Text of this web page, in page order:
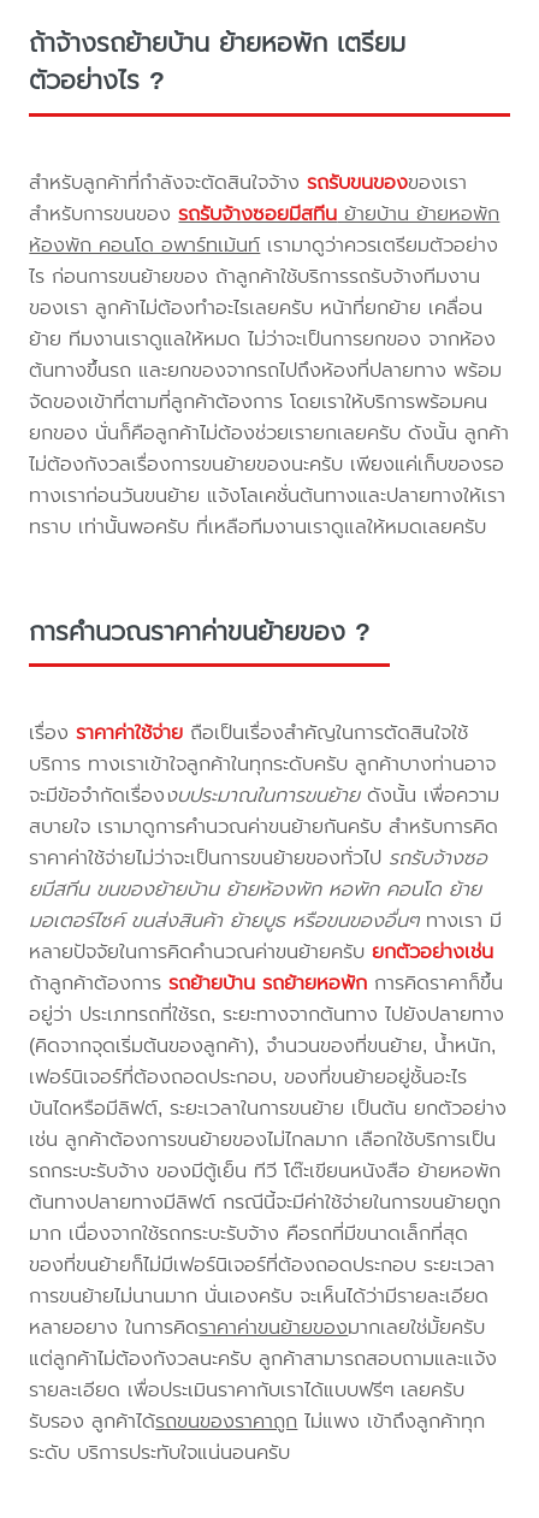
ถ้าจ้างรถย้ายบ้าน ย้ายหอพัก เตรียม
ตัวอย่างไร ?
สำหรับลูกค้าที่กำลังจะตัดสินใจจ้างรถรับขนของของเรา
สำหรับการขนของรถรับจ้างซอยมีสทีนย้ายบ้าน ย้ายหอพัก
ห้องพัก คอนโด อพาร์ทเม้นท์เรามาดูว่าควรเตรียมตัวอย่าง
ไร ก่อนการขนย้ายของ ถ้าลูกค้าใช้บริการรถรับจ้างทีมงาน
ของเรา ลูกค้าไม่ต้องทำอะไรเลยครับ หน้าที่ยกย้าย เคลื่อน
ย้าย ทีมงานเราดูแลให้หมด ไม่ว่าจะเป็นการยกของ จากห้อง
ต้นทางขึ้นรถ และยกของจากรถไปถึงห้องที่ปลายทาง พร้อม
จัดของเข้าที่ตามที่ลูกค้าต้องการ โดยเราให้บริการพร้อมคน
ยกของ นั่นก็คือลูกค้าไม่ต้องช่วยเรายกเลยครับ ดังนั้น ลูกค้า
ไม่ต้องกังวลเรื่องการขนย้ายของนะครับ เพียงแค่เก็บของรอ
ทางเราก่อนวันขนย้าย แจ้งโลเคชั่นต้นทางและปลายทางให้เรา
ทราบ เท่านั้นพอครับ ที่เหลือทีมงานเราดูแลให้หมดเลยครับ
การคำนวณราคาค่าขนย้ายของ ?
เรื่องราคาค่าใช้จ่าย ถือเป็นเรื่องสำคัญในการตัดสินใจใช้
บริการ ทางเราเข้าใจลูกค้าในทุกระดับครับ ลูกค้าบางท่านอาจ
จะมีข้อจำกัดเรื่องงบประมาณในการขนย้ายดังนั้น เพื่อความ
สบายใจ เรามาดูการคำนวณค่าขนย้ายกันครับ สำหรับการคิด
ราคาค่าใช้จ่ายไม่ว่าจะเป็นการขนย้ายของทั่วไป รถรับจ้างซอ
ยมีสทีน ขนของย้ายบ้าน ย้ายห้องพัก หอพัก คอนโด ย้าย
มอเตอร์ไซค์ ขนส่งสินค้า ย้ายบูธ หรือขนของอื่นๆทางเรา มี
หลายปัจจัยในการคิดคำนวณค่าขนย้ายครับยกตัวอย่างเช่น
ถ้าลูกค้าต้องการรถย้ายบ้าน รถย้ายหอพัก การคิดราคาก็ขึ้น
อยู่ว่า ประเภทรถที่ใช้รถ, ระยะทางจากต้นทาง ไปยังปลายทาง
(คิดจากจุดเริ่มต้นของลูกค้า), จำนวนของที่ขนย้าย, น้ำหนัก,
เฟอร์นิเจอร์ที่ต้องถอดประกอบ, ของที่ขนย้ายอยู่ชั้นอะไร
บันไดหรือมีลิฟต์, ระยะเวลาในการขนย้าย เป็นต้น ยกตัวอย่าง
เช่น ลูกค้าต้องการขนย้ายของไม่ไกลมาก เลือกใช้บริการเป็น
รถกระบะรับจ้าง ของมีตู้เย็น ทีวี โต๊ะเขียนหนังสือ ย้ายหอพัก
ต้นทางปลายทางมีลิฟต์ กรณีนี้จะมีค่าใช้จ่ายในการขนย้ายถูก
มาก เนื่องจากใช้รถกระบะรับจ้าง คือรถที่มีขนาดเล็กที่สุด
ของที่ขนย้ายก็ไม่มีเฟอร์นิเจอร์ที่ต้องถอดประกอบ ระยะเวลา
การขนย้ายไม่นานมาก นั่นเองครับ จะเห็นได้ว่ามีรายละเอียด
หลายอยาง ในการคิดราคาค่าขนย้ายของมากเลยใช่มั้ยครับ
แต่ลูกค้าไม่ต้องกังวลนะครับ ลูกค้าสามารถสอบถามและแจ้ง
รายละเอียด เพื่อประเมินราคากับเราได้แบบฟรีๆ เลยครับ
รับรอง ลูกค้าได้รถขนของราคาถูกไม่แพง เข้าถึงลูกค้าทุก
ระดับ บริการประทับใจแน่นอนครับ